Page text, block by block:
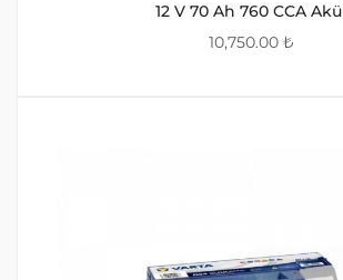
12 V 70 Ah 760 CCA Akü
10,750.00 ₺